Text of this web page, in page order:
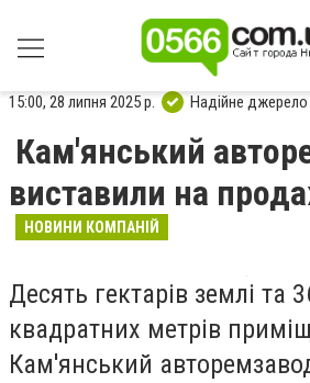
15:00, 28 липня 2025 р. Надійне джерело
Кам'янський
виставили на
НОВИНИ КОМПАНІЙ
Десять гектарів землі та
квадратних метрів
Кам'янський